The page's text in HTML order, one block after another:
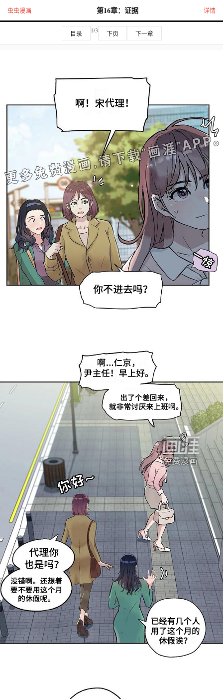
虫虫漫画 第16章：证据 详情
目录 1/3 下页 下一章